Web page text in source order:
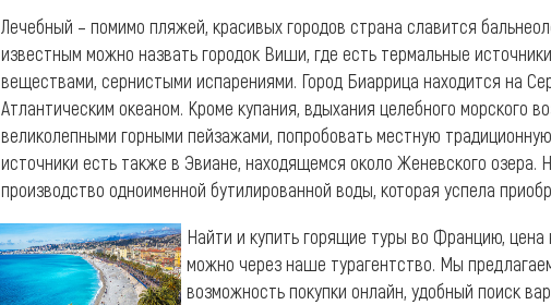
Лечебный – помимо пляжей, красивых городов страна славится
известным можно назвать городок Виши, где есть термальные
веществами, сернистыми испарениями. Город Биаррица находится на
Атлантическим океаном. Кроме купания, вдыхания целебного морского
великолепными горными пейзажами, попробовать местную
источники есть также в Эвиане, находящемся около Женевского озера.
производство одноименной бутилированной воды, которая успела
Найти и купить горящие туры во Францию, цена
можно через наше турагентство. Мы
возможность покупки онлайн, удобный поиск